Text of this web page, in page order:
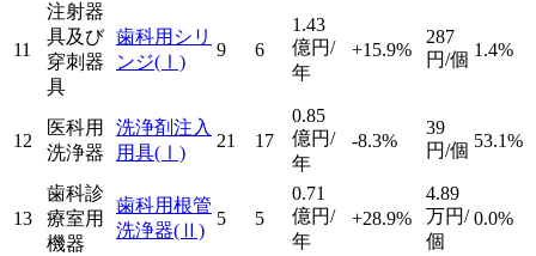
11
注射器
具及び
穿刺器
具
歯科用シリ
ンジ(Ⅰ)
9 6
1.43
億円/
年
+15.9%
287
円/個 1.4%
12
医科用
洗浄器
洗浄剤注入
用具(Ⅰ)
21 17
0.85
億円/
年
-8.3%
39
円/個 53.1%
13
歯科診
療室用
機器
歯科用根管
洗浄器(Ⅱ)
5 5
0.71
億円/
年
+28.9%
4.89
万円/
個
0.0%